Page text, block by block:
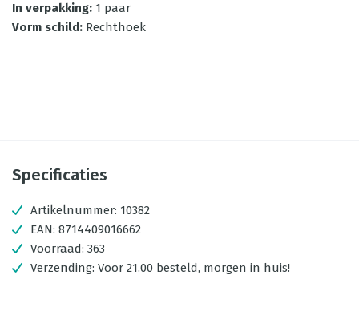
In verpakking: 1 paar
Vorm schild: Rechthoek
Specificaties
Artikelnummer: 10382
EAN: 8714409016662
Voorraad: 363
Verzending: Voor 21.00 besteld, morgen in huis!